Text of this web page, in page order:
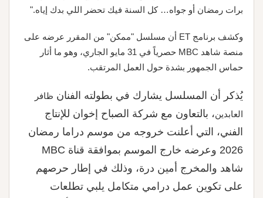
برات رمضان أو جواه… كل السنة فيك تحضر اللي بدك إياه."
وكشف برنامج ET أن مسلسل "ممكن" من المقرر عرضه على
منصة شاهد MBC حصرياً في 31 مايو الجاري، وهو ما أثار
حماس الجمهور بشدة حول العمل المرتقب.
يُذكر أن المسلسل يشارك في بطولته الفنان ظافر
العابدين، بالتعاون مع شركة الصباح إخوان للإنتاج
الفني، التي أعلنت خروجه من موسم دراما رمضان
2026 وعرضه خارج الموسم بموافقة قناة MBC
شاهد والمخرج أمين درة، وذلك في إطار حرصهم
على تكوين عمل درامي متكامل يلبي تطلعات